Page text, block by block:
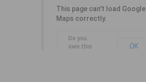
This page can't load Google
Maps correctly.
Do you
own this
OK